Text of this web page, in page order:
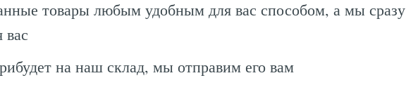
товары любым удобным для вас способом, а мы сразу
на наш склад, мы отправим его вам